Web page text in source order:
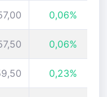
0,06%
0,06%
0,23%